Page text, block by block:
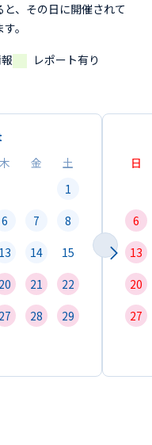
、その日に開催されて
。
レポート有り
木 金
土
1
6 7
8
13 14
15
20 21
22
27 28
29
日
6
13
20
27